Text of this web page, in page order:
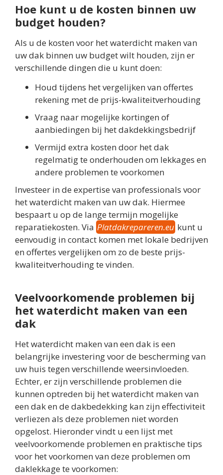
Hoe kunt u de kosten binnen uw
budget houden?
Als u de kosten voor het waterdicht maken van
uw dak binnen uw budget wilt houden, zijn er
verschillende dingen die u kunt doen:
Houd tijdens het vergelijken van offertes
rekening met de prijs-kwaliteitverhouding
Vraag naar mogelijke kortingen of
aanbiedingen bij het dakdekkingsbedrijf
Vermijd extra kosten door het dak
regelmatig te onderhouden om lekkages en
andere problemen te voorkomen
Investeer in de expertise van professionals voor
het waterdicht maken van uw dak. Hiermee
bespaart u op de lange termijn mogelijke
reparatiekosten. Via Platdakrepareren.eu kunt u
eenvoudig in contact komen met lokale bedrijven
en offertes vergelijken om zo de beste prijs-
kwaliteitverhouding te vinden.
Veelvoorkomende problemen bij
het waterdicht maken van een
dak
Het waterdicht maken van een dak is een
belangrijke investering voor de bescherming van
uw huis tegen verschillende weersinvloeden.
Echter, er zijn verschillende problemen die
kunnen optreden bij het waterdicht maken van
een dak en de dakbedekking kan zijn effectiviteit
verliezen als deze problemen niet worden
opgelost. Hieronder vindt u een lijst met
veelvoorkomende problemen en praktische tips
voor het voorkomen van deze problemen om
daklekkage te voorkomen: